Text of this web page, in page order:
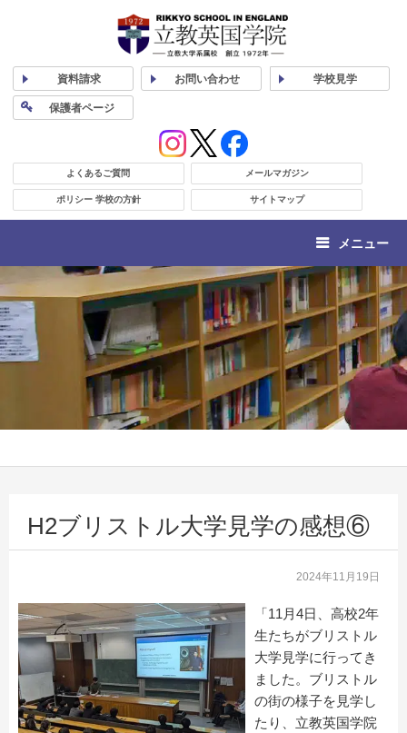
資料請求 お問い合わせ 学校見学
保護者ページ
よくあるご質問 メールマガジン
ポリシー 学校の方針 サイトマップ
メニュー
H2ブリストル大学見学の感想⑥
2024年11月19日
「11月4日、高校2年
生たちがブリストル
大学見学に行ってき
ました。ブリストル
の街の様子を見学し
たり、立教英国学院